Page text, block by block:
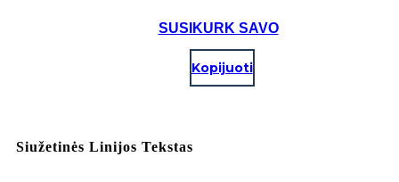
SUSIKURK SAVO
Kopijuoti
Siužetinės Linijos Tekstas